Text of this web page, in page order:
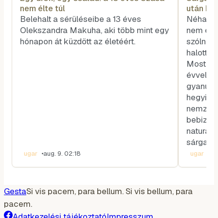
nem élte túl
Belehalt a sérüléseibe a 13 éves
Olekszandra Makuha, aki több mint egy
hónapon át küzdött az életéért.
ugar •aug. 9. 02:18
után
Néha a
nem
halott
Most
évvel
gyanút
hegyi
sárga
ugar
GestaSi vis pacem, para bellum. Si vis bellum, para
pacem.